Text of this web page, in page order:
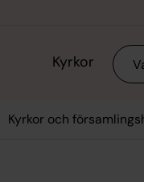
Kyrkor Sök
Kyrkor och